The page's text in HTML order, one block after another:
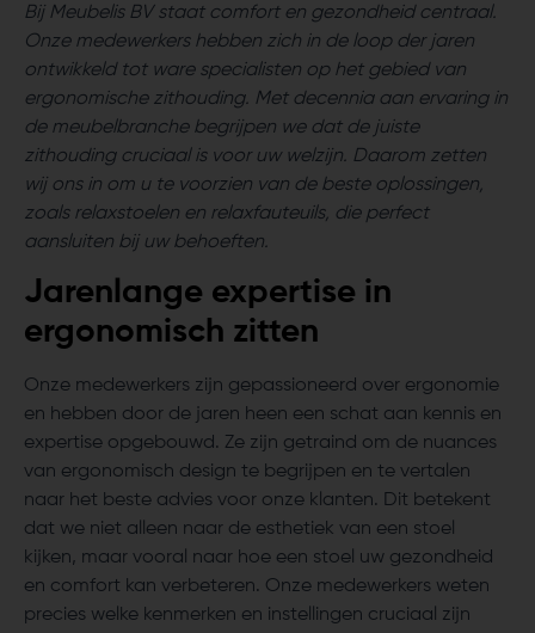
Bij Meubelis BV staat comfort en gezondheid centraal.
Onze medewerkers hebben zich in de loop der jaren
ontwikkeld tot ware specialisten op het gebied van
ergonomische zithouding. Met decennia aan ervaring in
de meubelbranche begrijpen we dat de juiste
zithouding cruciaal is voor uw welzijn. Daarom zetten
wij ons in om u te voorzien van de beste oplossingen,
zoals relaxstoelen en relaxfauteuils, die perfect
aansluiten bij uw behoeften.
Jarenlange expertise in
ergonomisch zitten
Onze medewerkers zijn gepassioneerd over ergonomie
en hebben door de jaren heen een schat aan kennis en
expertise opgebouwd. Ze zijn getraind om de nuances
van ergonomisch design te begrijpen en te vertalen
naar het beste advies voor onze klanten. Dit betekent
dat we niet alleen naar de esthetiek van een stoel
kijken, maar vooral naar hoe een stoel uw gezondheid
en comfort kan verbeteren. Onze medewerkers weten
precies welke kenmerken en instellingen cruciaal zijn